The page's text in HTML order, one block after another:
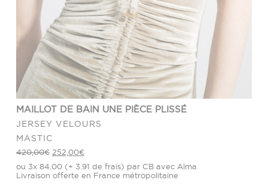
MAILLOT DE BAIN UNE PIÈCE PLISSÉ
JERSEY VELOURS
MASTIC
420,00€ Le
prix
initial
était :
252,00€Le
prix
actuel
est :
ou 3x 84.00 (+ 3.91 de frais) par CB avec Alma
Livraison offerte en France métropolitaine